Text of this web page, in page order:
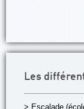
Les
> Escalade